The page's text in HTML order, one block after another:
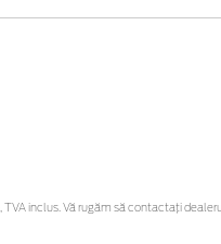
inclus. Vă rugăm să contactaţi